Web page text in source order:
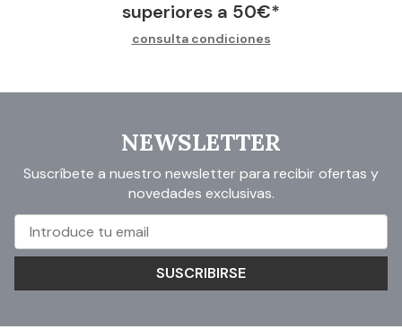
superiores a 50€*
consulta condiciones
NEWSLETTER
Suscríbete a nuestro newsletter para recibir ofertas y
novedades exclusivas.
SUSCRIBIRSE